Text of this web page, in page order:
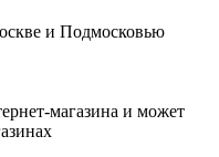
и Подмосковью
магазина и может